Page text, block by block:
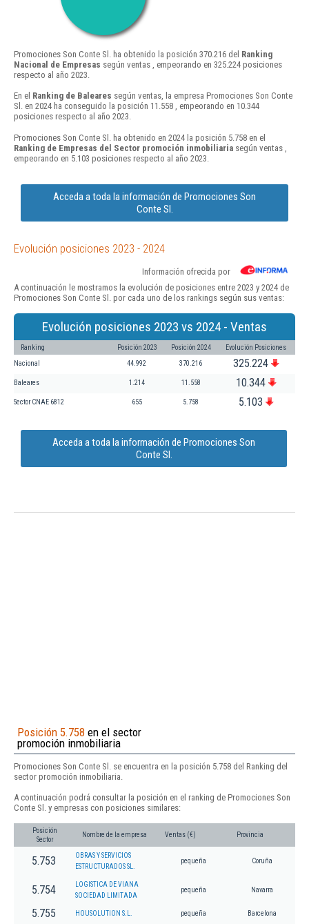
Promociones Son Conte Sl. ha obtenido la posición 370.216 del Ranking
Nacional de Empresas según ventas , empeorando en 325.224 posiciones
respecto al año 2023.
En el Ranking de Baleares según ventas, la empresa Promociones Son Conte
Sl. en 2024 ha conseguido la posición 11.558 , empeorando en 10.344
posiciones respecto al año 2023.
Promociones Son Conte Sl. ha obtenido en 2024 la posición 5.758 en el
Ranking de Empresas del Sector promoción inmobiliaria según ventas ,
empeorando en 5.103 posiciones respecto al año 2023.
Acceda a toda la información de Promociones Son
Conte Sl.
Evolución posiciones 2023 - 2024
Información ofrecida por
A continuación le mostramos la evolución de posiciones entre 2023 y 2024 de
Promociones Son Conte Sl. por cada uno de los rankings según sus ventas:
Evolución posiciones 2023 vs 2024 - Ventas
Ranking Posición 2023 Posición 2024 Evolución Posiciones
Nacional 44.992 370.216 325.224
Baleares 1.214 11.558 10.344
Sector CNAE 6812 655 5.758 5.103
Acceda a toda la información de Promociones Son
Conte Sl.
Posición 5.758 en el sector
promoción inmobiliaria
Promociones Son Conte Sl. se encuentra en la posición 5.758 del Ranking del
sector promoción inmobiliaria.
A continuación podrá consultar la posición en el ranking de Promociones Son
Conte Sl. y empresas con posiciones similares:
Posición
Sector
Nombre de la empresa Ventas (€) Provincia
5.753
OBRAS Y SERVICIOS
ESTRUCTURADOS SL.
pequeña Coruña
5.754
LOGISTICA DE VIANA
SOCIEDAD LIMITADA
pequeña Navarra
5.755 HOUSOLUTION S.L. pequeña Barcelona